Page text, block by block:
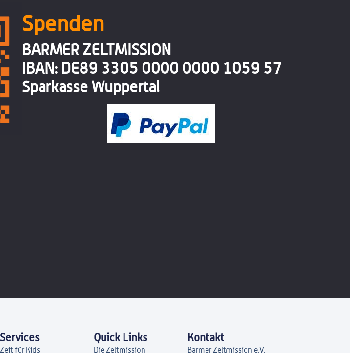
Spenden
BARMER ZELTMISSION
IBAN: DE89 3305 0000 0000 1059 57
Sparkasse Wuppertal
Services
Zeit für Kids
Quick Links
Die Zeltmission
Kontakt
Barmer Zeltmission e.V.